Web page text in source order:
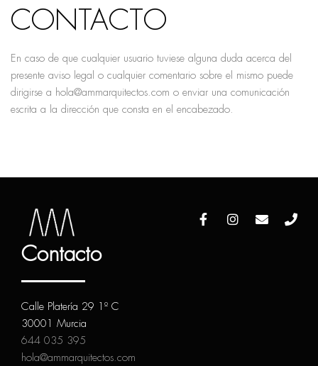
CONTACTO
En caso de que cualquier usuario tuviese alguna duda acerca del
presente aviso legal o cualquier comentario sobre el mismo puede
dirigirse a hola@ammarquitectos.com o enviar una comunicación
escrita a la dirección que consta en el encabezado.
Contacto
Calle Platería 29 1º C
30001 Murcia
644 035 395
hola@ammarquitectos.com